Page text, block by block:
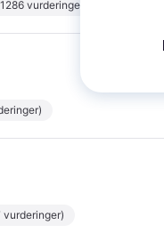
vurderinger)
vurderinger)